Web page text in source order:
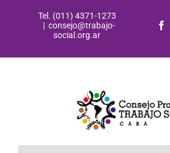
Tel. (011) 4371-1273
| consejo@trabajo-
social.org.ar